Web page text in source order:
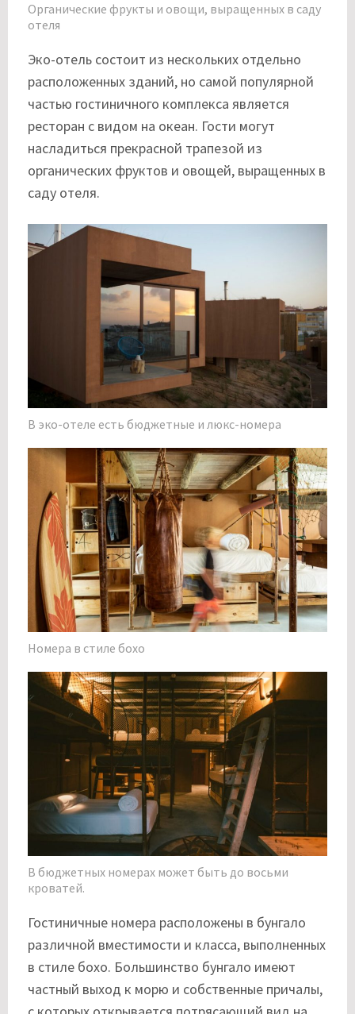
Органические фрукты и овощи, выращенных в саду
отеля
Эко-отель состоит из нескольких отдельно
расположенных зданий, но самой популярной
частью гостиничного комплекса является
ресторан с видом на океан. Гости могут
насладиться прекрасной трапезой из
органических фруктов и овощей, выращенных в
саду отеля.
В эко-отеле есть бюджетные и люкс-номера
Номера в стиле бохо
В бюджетных номерах может быть до восьми
кроватей.
Гостиничные номера расположены в бунгало
различной вместимости и класса, выполненных
в стиле бохо. Большинство бунгало имеют
частный выход к морю и собственные причалы,